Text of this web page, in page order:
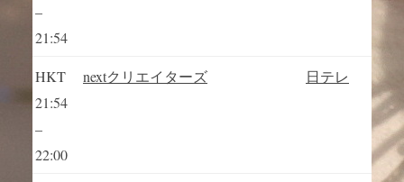
–
21:54
HKT
21:54
–
22:00
nextクリエイターズ 日テレ